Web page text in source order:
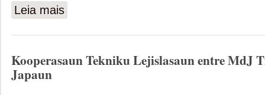
Leia mais
Kooperasaun Tekniku Lejislasaun entre MdJ
Japaun